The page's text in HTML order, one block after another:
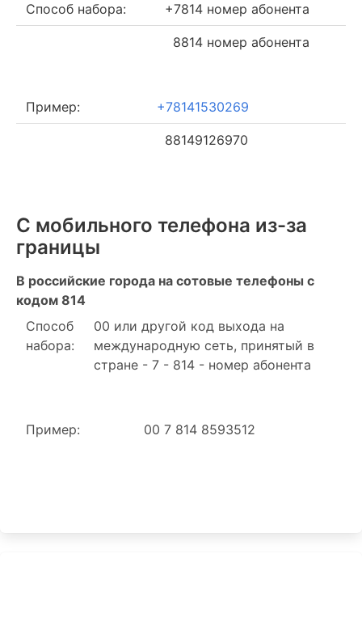
Способ набора: +7814 номер абонента
8814 номер абонента
Пример: +78141530269
88149126970
С мобильного телефона из-за
границы
В российские города на сотовые телефоны с
кодом 814
Способ
набора:
00 или другой код выхода на
международную сеть, принятый в
стране - 7 - 814 - номер абонента
Пример: 00 7 814 8593512